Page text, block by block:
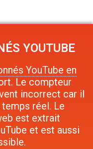
YOUTUBE
YouTube en
Le compteur
incorrect car il
réel. Le
est extrait
et est aussi